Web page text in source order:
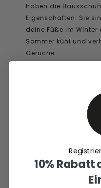
haben die
Eigenschaften. Sie
deine Füße im
Sommer kühl und
Gerüche.
10% Rabatt